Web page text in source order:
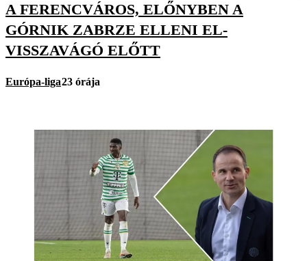
A FERENCVÁROS, ELŐNYBEN A
GÓRNIK ZABRZE ELLENI EL-
VISSZAVÁGÓ ELŐTT
Európa-liga23 órája